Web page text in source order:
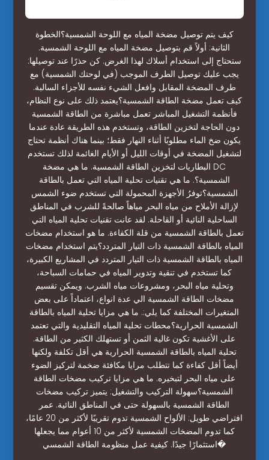
كيف يتم توصيل مضخة المياه مع اللوحة الشمسية؟الخطوة
الثانية: أولاً قم بتوصيل مضخة المياه مع اللوحة الشمسية.
ستحتاج إلى استخدام أسلاك لهذا الغرض. كن حذرًا عند توصيلها:
يجب عليك توصيل الطرف الموجب (في لوحتك الشمسية) مع
طرف المضخة المقابل وافعل الشيء نفسه للأجزاء السالبة.
كيف تعمل مضخة الطاقة الشمسية؟يعتمد ذلك على نوع النظام،
فأنظمة التشغيل المباشر تعمل مباشرة من الطاقة الشمسية
دون الحاجة لتخزين الطاقة، وتستخدم هذه الطريقة عادة عندما
يكون ضخ الماء مطلوبًا أثناء النهار فقط؛ بينما هناك أنظمة تحتاج
لتشغيل المضخة في أوقات الليل أو الأيام الغائمة لذلك تستخدم
البطاريات لتخزين الطاقة الشمسية. ما هي مضخة DC
الشمسية؟. ما هي تقنيات تحلية المياه التي تعمل بالطاقة
الشمسية؟توفرُ الأجهزة المحمولة التي تستخدم ضوء الشمس
لإزالة الأملاح من مياه البحر مياهاً صالحةً للشرب في المناطق
الساحلية النائية أو القاحلة. لقد عانت تقنيات تحلية المياه التي
تعمل بالطاقة الشمسية من قلة الكفاءة. ما هو استخدام مضخات
المياه بالطاقة الشمسية ذات التيار المتردد؟يتم استخدام مضخات
المياه بالطاقة الشمسية ذات التيار المتردد في المشاريع الكبيرة،
كما تستخدم في تنقية وتدوير المياه في حمامات السباحة،
وتحلية مياه البحر، ومشروعات مياه الشرب. ويمكن تقسيم
مضخات الطاقة الشمسية الي عدة انواع، اعتماداً على بعض
المتغيرات المختلفة كما يلي:. ما هي مزايا تحلية المياه بالطاقة
الشمسية الحرارية؟محطات تحلية المياه التقليدية والتي تعتمد
على الأغشية تكون غالية الثمن أو تستهلك الكثير من الطاقة.
تحلية المياه بالطاقة الشمسية الحرارية هي أقل تكلفة ولكنها
أيضاً أقل كفاءة كما تتطلب مرايا مكافئة ضخمة لتركيز الضوء
على مياه البحر لتبخيره. ما هي مزايا تركيب مضخات الطاقة
الشمسية؟سهولة التركيب والتشغيل: يتميز تركيب مضخات
الطاقة الشمسية بالسهولة حتى في المناطق النائية. عمر
افتراضي طويل: الألواح الشمسية تدوم تقريبًا لأكثر من 20 عامًا،
كما تدوم المضخات الشمسية لأكثر من 10 أعوام مما يجعلها
استثمارًا جيدًا. كيفية عمل منظومة الطاقة الشمسي�